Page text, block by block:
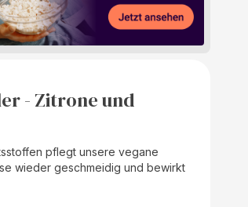
- Zitrone und
pflegt unsere vegane
wieder geschmeidig und bewirkt